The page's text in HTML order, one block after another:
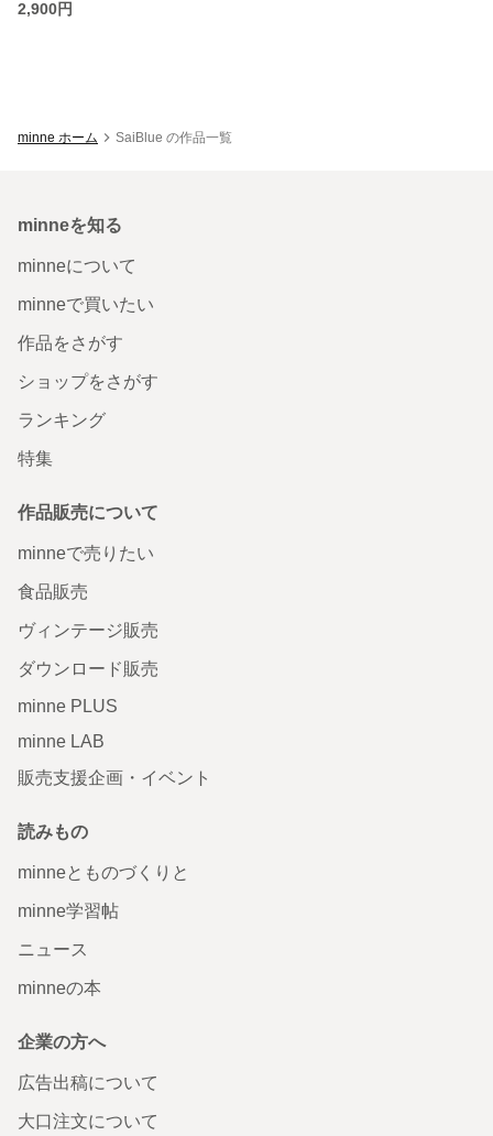
2,900円
minne ホーム SaiBlue の作品一覧
minneを知る
minneについて
minneで買いたい
作品をさがす
ショップをさがす
ランキング
特集
作品販売について
minneで売りたい
食品販売
ヴィンテージ販売
ダウンロード販売
minne PLUS
minne LAB
販売支援企画・イベント
読みもの
minneとものづくりと
minne学習帖
ニュース
minneの本
企業の方へ
広告出稿について
大口注文について